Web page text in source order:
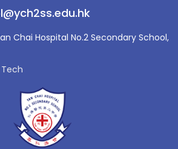
Chai Hospital No.2 Secondary School,